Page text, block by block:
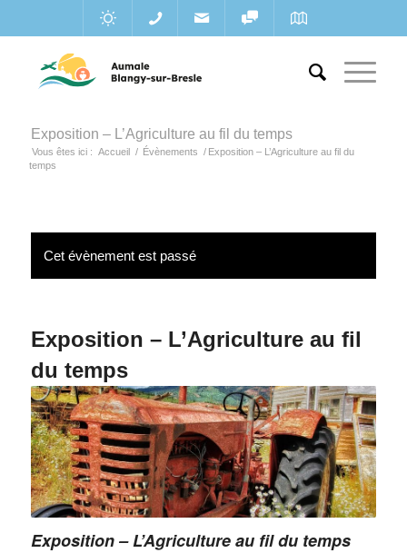
Exposition – L’Agriculture au fil du temps
Vous êtes ici : Accueil / Évènements / Exposition – L’Agriculture au fil du
temps
Cet évènement est passé
Exposition – L’Agriculture au fil
du temps
Exposition – L’Agriculture au fil du temps